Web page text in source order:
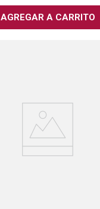
AGREGAR A CARRITO